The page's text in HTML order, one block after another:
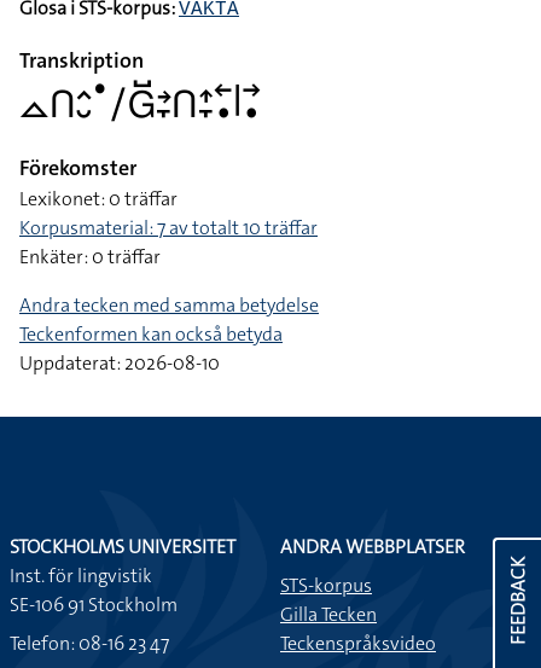
Glosa i STS-korpus:VAKTA
Transkription
􌤼􌤽􌤵􌤷􌤟􌥠􌤦􌤹􌥔􌥙􌤽􌤴􌥙􌥢􌥡􌥼􌥣􌥡
Förekomster
Lexikonet: 0 träffar
Korpusmaterial: 7 av totalt 10 träffar
Enkäter: 0 träffar
Andra tecken med samma betydelse
Teckenformen kan också betyda
Uppdaterat: 2026-08-10
FEEDBACK
STOCKHOLMS UNIVERSITET
Inst. för lingvistik
SE-106 91 Stockholm
Telefon: 08-16 23 47
ANDRA WEBBPLATSER
STS-korpus
Gilla Tecken
Teckenspråksvideo